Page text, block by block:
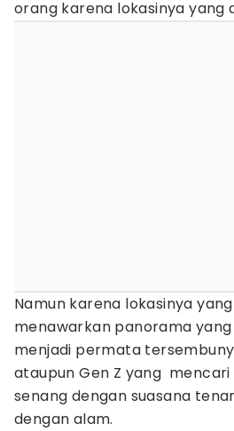
orang karena lokasinya yang
Namun karena lokasinya
menawarkan panorama
menjadi permata
ataupun Gen Z yang
senang dengan suasana
dengan alam.